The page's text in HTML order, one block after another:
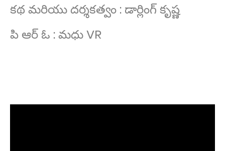
కథ మరియు దర్శకత్వం : డార్లింగ్ కృష్ణ
పి ఆర్ ఓ : మధు VR